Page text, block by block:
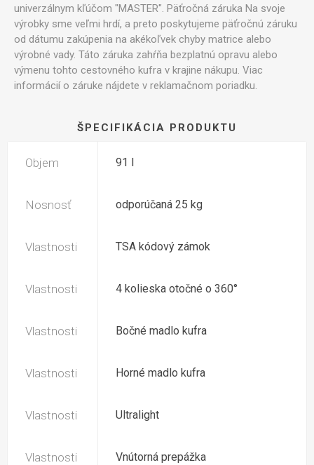
univerzálnym kľúčom "MASTER". Päťročná záruka Na svoje
výrobky sme veľmi hrdí, a preto poskytujeme päťročnú záruku
od dátumu zakúpenia na akékoľvek chyby matrice alebo
výrobné vady. Táto záruka zahŕňa bezplatnú opravu alebo
výmenu tohto cestovného kufra v krajine nákupu. Viac
informácií o záruke nájdete v reklamačnom poriadku.
ŠPECIFIKÁCIA PRODUKTU
Objem 91 l
Nosnosť odporúčaná 25 kg
Vlastnosti TSA kódový zámok
Vlastnosti 4 kolieska otočné o 360°
Vlastnosti Bočné madlo kufra
Vlastnosti Horné madlo kufra
Vlastnosti Ultralight
Vlastnosti Vnútorná prepážka